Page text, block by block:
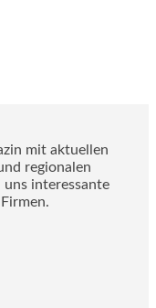
mit aktuellen
regionalen
uns interessante